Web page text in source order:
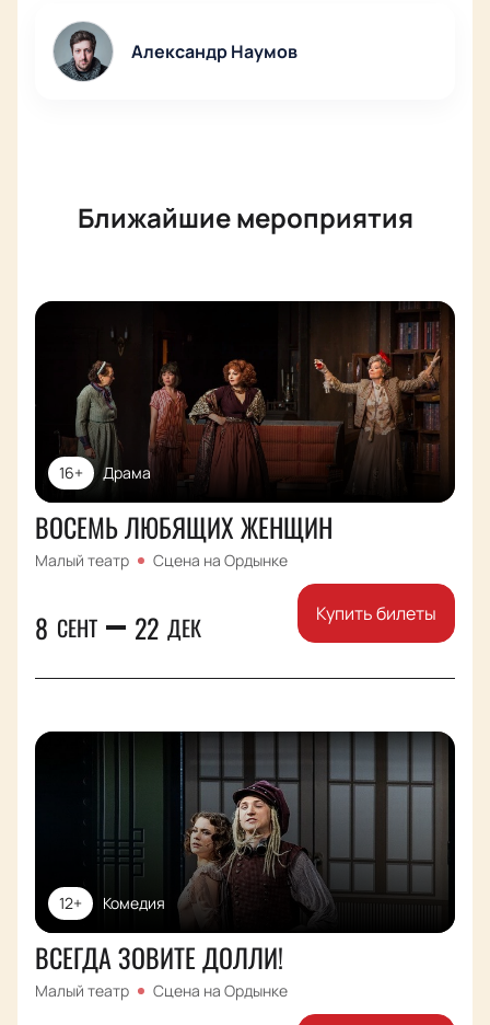
Александр Наумов
Ближайшие мероприятия
Драма
16+
ВОСЕМЬ ЛЮБЯЩИХ ЖЕНЩИН
Малый театр Сцена на Ордынке
8 СЕНТ 22 ДЕК Купить билеты
Комедия
12+
ВСЕГДА ЗОВИТЕ ДОЛЛИ!
Малый театр Сцена на Ордынке